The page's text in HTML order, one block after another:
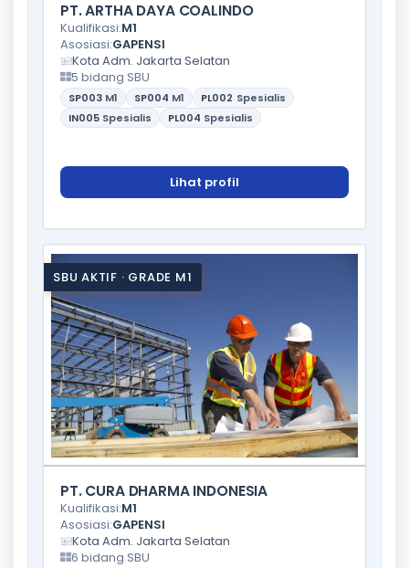
PT. ARTHA DAYA COALINDO
Kualifikasi:M1
Asosiasi:GAPENSI
Kota Adm. Jakarta Selatan
5 bidang SBU
SP003 M1 SP004 M1 PL002 Spesialis
IN005 Spesialis PL004 Spesialis
Lihat profil
SBU AKTIF · GRADE M1
PT. CURA DHARMA INDONESIA
Kualifikasi:M1
Asosiasi:GAPENSI
Kota Adm. Jakarta Selatan
6 bidang SBU